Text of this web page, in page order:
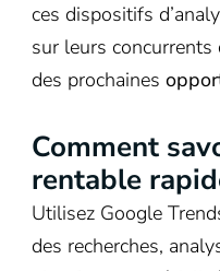
ces dispositifs
sur leurs
des prochaines
Comment
rentable
Utilisez Google
des recherches,